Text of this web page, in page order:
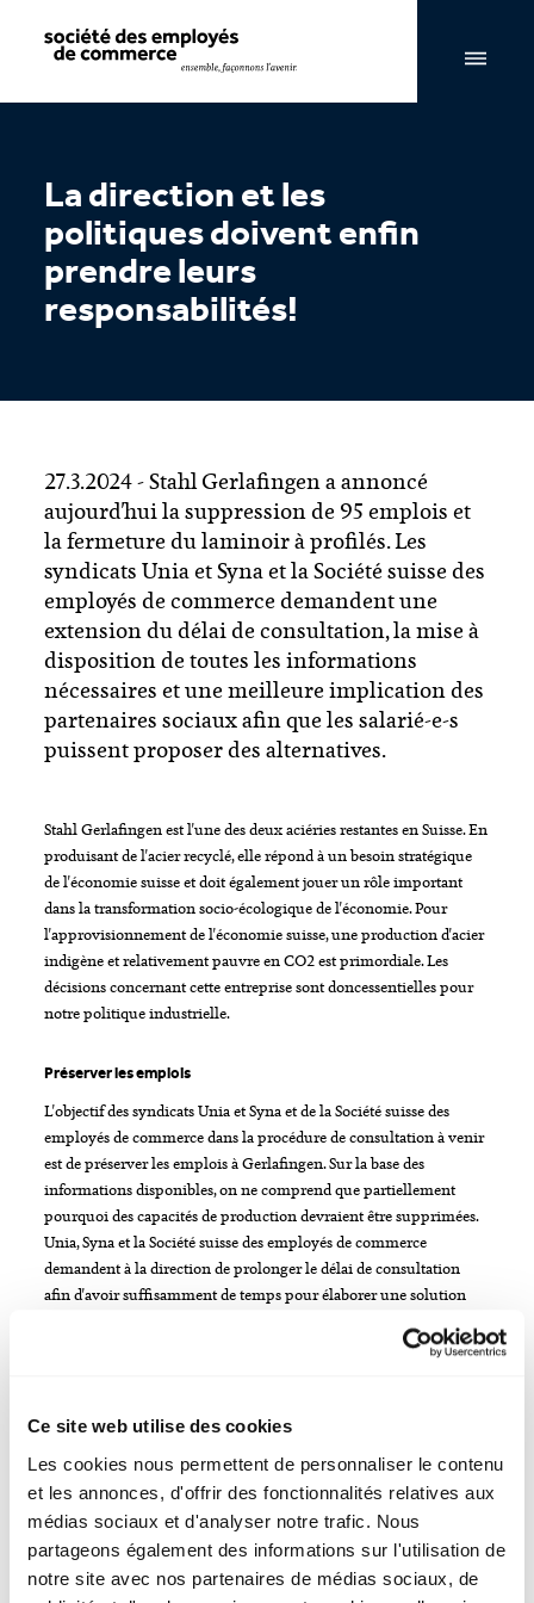
Ce site web utilise des cookies
Les cookies nous permettent de personnaliser le contenu
et les annonces, d'offrir des fonctionnalités relatives aux
médias sociaux et d'analyser notre trafic. Nous
partageons également des informations sur l'utilisation de
notre site avec nos partenaires de médias sociaux, de
La direction et les
politiques doivent enfin
prendre leurs
responsabilités!
27.3.2024 - Stahl Gerlafingen a annoncé
aujourd'hui la suppression de 95 emplois et
la fermeture du laminoir à profilés. Les
syndicats Unia et Syna et la Société suisse des
employés de commerce demandent une
extension du délai de consultation, la mise à
disposition de toutes les informations
nécessaires et une meilleure implication des
partenaires sociaux afin que les salarié-e-s
puissent proposer des alternatives.
Stahl Gerlafingen est l'une des deux aciéries restantes en Suisse. En
produisant de l'acier recyclé, elle répond à un besoin stratégique
de l'économie suisse et doit également jouer un rôle important
dans la transformation socio-écologique de l'économie. Pour
l'approvisionnement de l'économie suisse, une production d'acier
indigène et relativement pauvre en CO2 est primordiale. Les
décisions concernant cette entreprise sont doncessentielles pour
notre politique industrielle.
Préserver les emplois
L'objectif des syndicats Unia et Syna et de la Société suisse des
employés de commerce dans la procédure de consultation à venir
est de préserver les emplois à Gerlafingen. Sur la base des
informations disponibles, on ne comprend que partiellement
pourquoi des capacités de production devraient être supprimées.
Unia, Syna et la Société suisse des employés de commerce
demandent à la direction de prolonger le délai de consultation
afin d'avoir suffisamment de temps pour élaborer une solution
Beltrame Group doivent mettre à disposition toutes les
Appel à une politique industrielle
Unia, Syna et la Société suisse des employés de commerce
renouvellent leur appel aux autorités politiques pour qu'elles
élaborent une politique industrielle qui montre les voies à suivre
pour la transformation socio-écologique des branches
industrielles suisses, y compris le maintien de capacités de